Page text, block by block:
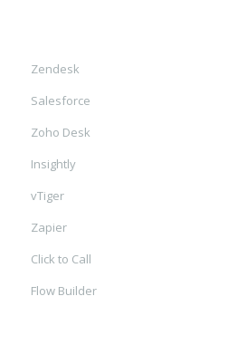
Zendesk
Salesforce
Zoho Desk
Insightly
vTiger
Zapier
Click to Call
Flow Builder